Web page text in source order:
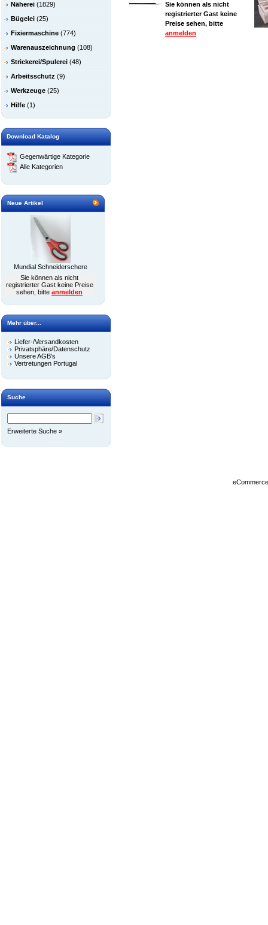
Näherei (1829)
Bügelei (25)
Fixiermaschine (774)
Warenauszeichnung (108)
Strickerei/Spulerei (48)
Arbeitsschutz (9)
Werkzeuge (25)
Hilfe (1)
Download Katalog
Gegenwärtige Kategorie
Alle Kategorien
Neue Artikel
Mundial Schneiderschere
Sie können als nicht
registrierter Gast keine Preise
sehen, bitte anmelden
Mehr über...
Liefer-/Versandkosten
Privatsphäre/Datenschutz
Unsere AGB's
Vertretungen Portugal
Suche
Erweiterte Suche »
Sie können als nicht
registrierter Gast keine
Preise sehen, bitte
anmelden